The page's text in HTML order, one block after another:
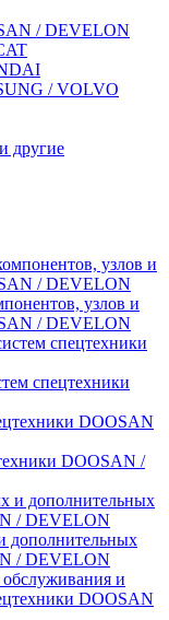
/ DEVELON
/ VOLVO
другие
узлов и
/ DEVELON
спецтехники
DOOSAN /
дополнительных
/ DEVELON